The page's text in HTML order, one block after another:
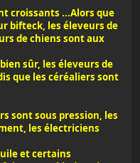
croissants ...Alors que
bifteck, les éleveurs de
de chiens sont aux
sûr, les éleveurs de
que les céréaliers sont
sont sous pression, les
les électriciens
et certains